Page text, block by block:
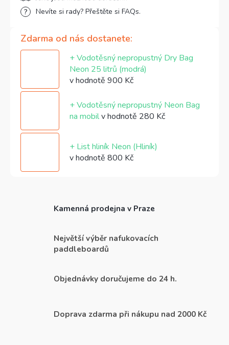
Nevíte si rady? Přeštěte si FAQs.
Zdarma od nás dostanete
+ Vodotěsný nepropustný Dry Bag
Neon 25 litrů (modrá)
v hodnotě 900 Kč
+ Vodotěsný nepropustný Neon Bag
na mobilv hodnotě 280 Kč
+ List hliník Neon (Hliník)
v hodnotě 800 Kč
Kamenná prodejna v Praze
Největší výběr nafukovacích
paddleboardů
Objednávky doručujeme do 24 h.
Doprava zdarma při nákupu nad 2000 Kč